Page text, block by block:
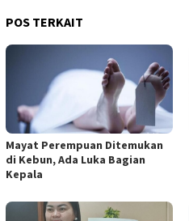
POS TERKAIT
Mayat Perempuan Ditemukan
di Kebun, Ada Luka Bagian
Kepala